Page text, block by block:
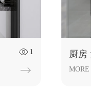
 1

厨房
MORE